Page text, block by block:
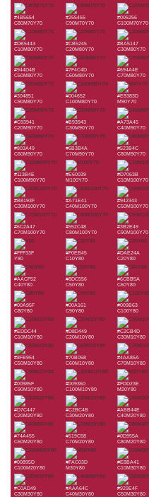
#4B5654
C80M70Y70
#255455
C90M70Y70
#005256
C100M70Y70
#DB5443
C10M80Y70
#CB5245
C20M80Y70
#BA5147
C30M80Y70
#944D4B
C50M80Y70
#7F4C4D
C60M80Y70
#694A4E
C70M80Y70
#304851
C90M80Y70
#004652
C100M80Y70
#E8383D
M90Y70
#C93941
C20M90Y70
#B93943
C30M90Y70
#A73A45
C40M90Y70
#803A49
C60M90Y70
#6B3B4A
C70M90Y70
#523B4C
C80M90Y70
#113B4E
C100M90Y70
#E60039
M100Y70
#D7063B
C10M100Y70
#B8193F
C30M100Y70
#A71E41
C40M100Y70
#942343
C50M100Y70
#6C2A47
C70M100Y70
#552C48
C80M100Y70
#3B2E49
C90M100Y70
#FFF33F
Y80
#F0EB45
C10Y80
#DAE24A
C20Y80
#AACF52
C40Y80
#8DC556
C50Y80
#6CBB5A
C60Y80
#00A95F
C80Y80
#00A161
C90Y80
#009B63
C100Y80
#EDDC44
C10M10Y80
#D8D449
C20M10Y80
#C2CB4D
C30M10Y80
#8FB954
C50M10Y80
#70B058
C60M10Y80
#4AA85A
C70M10Y80
#00985F
C90M10Y80
#009360
C100M10Y80
#FDD23E
M20Y80
#D7C447
C20M20Y80
#C2BC4B
C30M20Y80
#ABB44E
C40M20Y80
#74A455
C60M20Y80
#519C58
C70M20Y80
#0D955A
C80M20Y80
#00895D
C100M20Y80
#FAC03D
M30Y80
#E8BA41
C10M30Y80
#C0AD49
C30M30Y80
#AAA64C
C40M30Y80
#929E4F
C50M30Y80